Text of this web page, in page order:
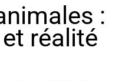
:
réalité